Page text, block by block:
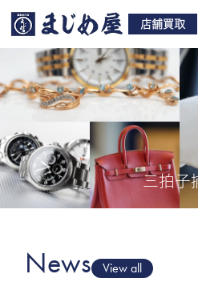
店舗買取
買取品
店舗一
三拍子
News View all